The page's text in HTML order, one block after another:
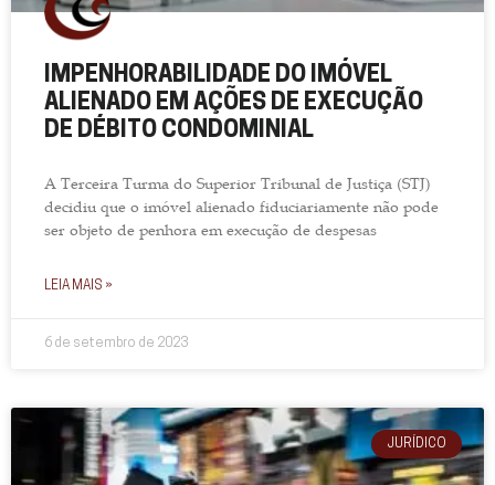
IMPENHORABILIDADE DO IMÓVEL
ALIENADO EM AÇÕES DE EXECUÇÃO
DE DÉBITO CONDOMINIAL
A Terceira Turma do Superior Tribunal de Justiça (STJ)
decidiu que o imóvel alienado fiduciariamente não pode
ser objeto de penhora em execução de despesas
LEIA MAIS »
6 de setembro de 2023
JURÍDICO